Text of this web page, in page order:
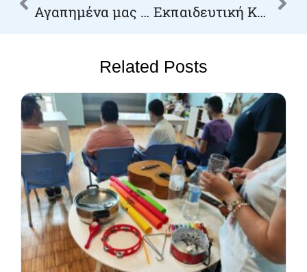
Αγαπημένα μας παιδιά σας ευχόμαστε μια καλή χρονιά! Εκπαιδευτική Κουζίνα με… Δεινόσαυρους!
Related Posts